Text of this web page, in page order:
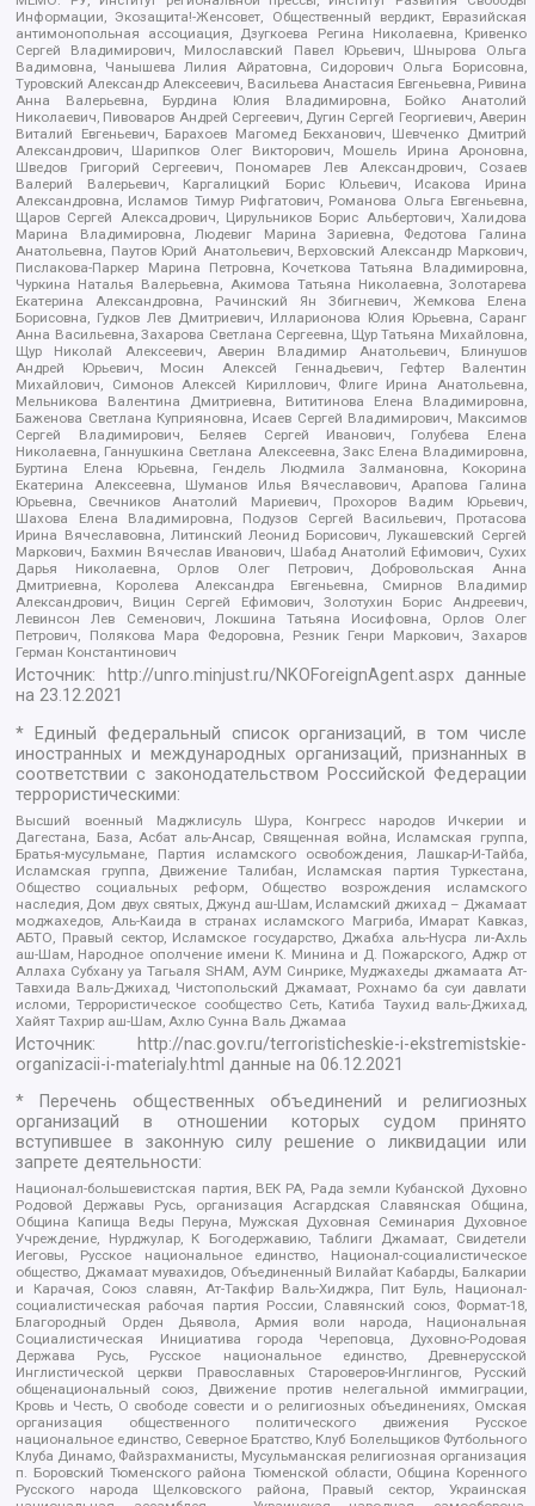
Информации, Экозащита!-Женсовет, Общественный вердикт, Евразийская
антимонопольная ассоциация, Дзугкоева Регина Николаевна, Кривенко
Сергей Владимирович, Милославский Павел Юрьевич, Шнырова Ольга
Вадимовна, Чанышева Лилия Айратовна, Сидорович Ольга Борисовна,
Туровский Александр Алексеевич, Васильева Анастасия Евгеньевна, Ривина
Анна Валерьевна, Бурдина Юлия Владимировна, Бойко Анатолий
Николаевич, Пивоваров Андрей Сергеевич, Дугин Сергей Георгиевич, Аверин
Виталий Евгеньевич, Барахоев Магомед Бекханович, Шевченко Дмитрий
Александрович, Шарипков Олег Викторович, Мошель Ирина Ароновна,
Шведов Григорий Сергеевич, Пономарев Лев Александрович, Созаев
Валерий Валерьевич, Каргалицкий Борис Юльевич, Исакова Ирина
Александровна, Исламов Тимур Рифгатович, Романова Ольга Евгеньевна,
Щаров Сергей Алексадрович, Цирульников Борис Альбертович, Халидова
Марина Владимировна, Людевиг Марина Зариевна, Федотова Галина
Анатольевна, Паутов Юрий Анатольевич, Верховский Александр Маркович,
Пислакова-Паркер Марина Петровна, Кочеткова Татьяна Владимировна,
Чуркина Наталья Валерьевна, Акимова Татьяна Николаевна, Золотарева
Екатерина Александровна, Рачинский Ян Збигневич, Жемкова Елена
Борисовна, Гудков Лев Дмитриевич, Илларионова Юлия Юрьевна, Саранг
Анна Васильевна, Захарова Светлана Сергеевна, Щур Татьяна Михайловна,
Щур Николай Алексеевич, Аверин Владимир Анатольевич, Блинушов
Андрей Юрьевич, Мосин Алексей Геннадьевич, Гефтер Валентин
Михайлович, Симонов Алексей Кириллович, Флиге Ирина Анатольевна,
Мельникова Валентина Дмитриевна, Вититинова Елена Владимировна,
Баженова Светлана Куприяновна, Исаев Сергей Владимирович, Максимов
Сергей Владимирович, Беляев Сергей Иванович, Голубева Елена
Николаевна, Ганнушкина Светлана Алексеевна, Закс Елена Владимировна,
Буртина Елена Юрьевна, Гендель Людмила Залмановна, Кокорина
Екатерина Алексеевна, Шуманов Илья Вячеславович, Арапова Галина
Юрьевна, Свечников Анатолий Мариевич, Прохоров Вадим Юрьевич,
Шахова Елена Владимировна, Подузов Сергей Васильевич, Протасова
Ирина Вячеславовна, Литинский Леонид Борисович, Лукашевский Сергей
Маркович, Бахмин Вячеслав Иванович, Шабад Анатолий Ефимович, Сухих
Дарья Николаевна, Орлов Олег Петрович, Добровольская Анна
Дмитриевна, Королева Александра Евгеньевна, Смирнов Владимир
Александрович, Вицин Сергей Ефимович, Золотухин Борис Андреевич,
Левинсон Лев Семенович, Локшина Татьяна Иосифовна, Орлов Олег
Петрович, Полякова Мара Федоровна, Резник Генри Маркович, Захаров
Герман Константинович
Источник: http://unro.minjust.ru/NKOForeignAgent.aspxданные
на23.12.2021
* Единый федеральный список организаций, в том числе
иностранных и международных организаций, признанных в
соответствии с законодательством Российской Федерации
террористическими:
Высший военный Маджлисуль Шура, Конгресс народов Ичкерии и
Дагестана, База, Асбат аль-Ансар, Священная война, Исламская группа,
Братья-мусульмане, Партия исламского освобождения, Лашкар-И-Тайба,
Исламская группа, Движение Талибан, Исламская партия Туркестана,
Общество социальных реформ, Общество возрождения исламского
наследия, Дом двух святых, Джунд аш-Шам, Исламский джихад – Джамаат
моджахедов, Аль-Каида в странах исламского Магриба, Имарат Кавказ,
АБТО, Правый сектор, Исламское государство, Джабха аль-Нусра ли-Ахль
аш-Шам, Народное ополчение имени К. Минина и Д. Пожарского, Аджр от
Аллаха Субхану уа Тагьаля SHAM, АУМ Синрике, Муджахеды джамаата Ат-
Тавхида Валь-Джихад, Чистопольский Джамаат, Рохнамо ба суи давлати
исломи, Террористическое сообщество Сеть, Катиба Таухид валь-Джихад,
Хайят Тахрир аш-Шам, Ахлю Сунна Валь Джамаа
Источник:
http://nac.gov.ru/terroristicheskie-i-ekstremistskie-
organizacii-i-materialy.html данные на06.12.2021
* Перечень общественных объединений и религиозных
организаций в отношении которых судом принято
вступившее в законную силу решение о ликвидации или
запрете деятельности:
Национал-большевистская партия, ВЕК РА, Рада земли Кубанской Духовно
Родовой Державы Русь, организация Асгардская Славянская Община,
Община Капища Веды Перуна, Мужская Духовная Семинария Духовное
Учреждение, Нурджулар, К Богодержавию, Таблиги Джамаат, Свидетели
Иеговы, Русское национальное единство, Национал-социалистическое
общество, Джамаат мувахидов, Объединенный Вилайат Кабарды, Балкарии
и Карачая, Союз славян, Ат-Такфир Валь-Хиджра, Пит Буль, Национал-
социалистическая рабочая партия России, Славянский союз, Формат-18,
Благородный Орден Дьявола, Армия воли народа, Национальная
Социалистическая Инициатива города Череповца, Духовно-Родовая
Держава Русь, Русское национальное единство, Древнерусской
Инглистической церкви Православных Староверов-Инглингов, Русский
общенациональный союз, Движение против нелегальной иммиграции,
Кровь и Честь, О свободе совести и о религиозных объединениях, Омская
организация общественного политического движения Русское
национальное единство, Северное Братство, Клуб Болельщиков Футбольного
Клуба Динамо, Файзрахманисты, Мусульманская религиозная организация
п. Боровский Тюменского района Тюменской области, Община Коренного
Русского народа Щелковского района, Правый сектор, Украинская